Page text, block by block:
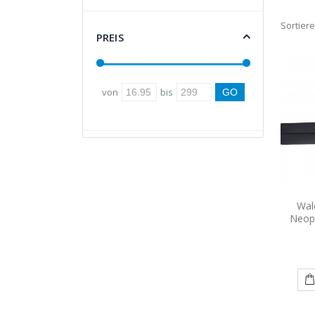
PREIS
von bis